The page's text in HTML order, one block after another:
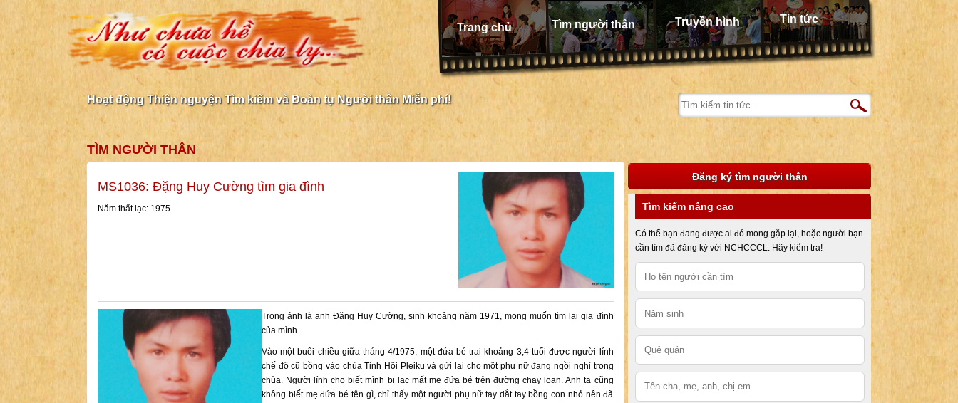
Trang chủ Tìm người thân Truyền hình Tin tức
Hoạt động Thiện nguyện Tìm kiếm và Đoàn tụ Người thân Miễn phí!
TÌM NGƯỜI THÂN
MS1036: Đặng Huy Cường tìm gia đình
Năm thất lạc: 1975
Trong ảnh là anh Đặng Huy Cường, sinh khoảng năm 1971, mong muốn tìm lại gia đình
của mình.
Vào một buổi chiều giữa tháng 4/1975, một đứa bé trai khoảng 3,4 tuổi được người lính
chế độ cũ bồng vào chùa Tỉnh Hội Pleiku và gửi lại cho một phụ nữ đang ngồi nghỉ trong
chùa. Người lính cho biết mình bị lạc mất mẹ đứa bé trên đường chạy loạn. Anh ta cũng
không biết mẹ đứa bé tên gì, chỉ thấy một người phụ nữ tay dắt tay bồng con nhỏ nên đã
Đăng ký tìm người thân
Tìm kiếm nâng cao
Có thể bạn đang được ai đó mong gặp lại, hoặc người bạn
cần tìm đã đăng ký với NCHCCCL. Hãy kiểm tra!